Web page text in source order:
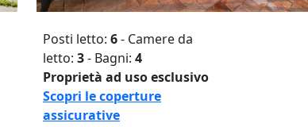
Posti letto: 6- Camere da
letto: 3- Bagni: 4
Proprietà ad uso esclusivo
Scopri le coperture
assicurative